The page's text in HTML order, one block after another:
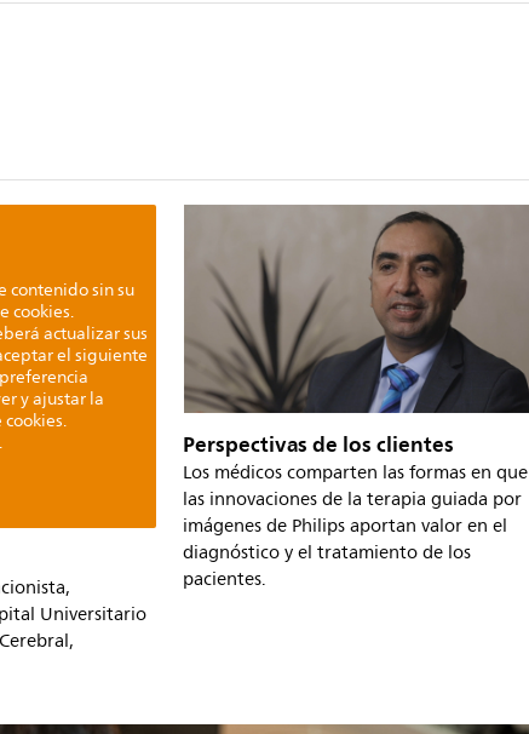
contenido sin su
cookies.
actualizar sus
el siguiente
y ajustar la
Universitario
Perspectivas de los clientes
Los médicos comparten las formas en que
las innovaciones de la terapia guiada por
imágenes de Philips aportan valor en el
diagnóstico y el tratamiento de los
pacientes.